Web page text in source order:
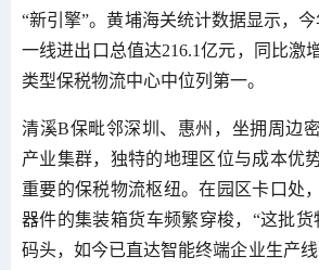
“新引擎”。黄埔海关统计数据显示，
一线进出口总值达216.1亿元，同比激
类型保税物流中心中位列第一。
清溪B保毗邻深圳、惠州，坐拥周边
产业集群，独特的地理区位与成本优
重要的保税物流枢纽。在园区卡口处
器件的集装箱货车频繁穿梭，“这批
码头，如今已直达智能终端企业生产